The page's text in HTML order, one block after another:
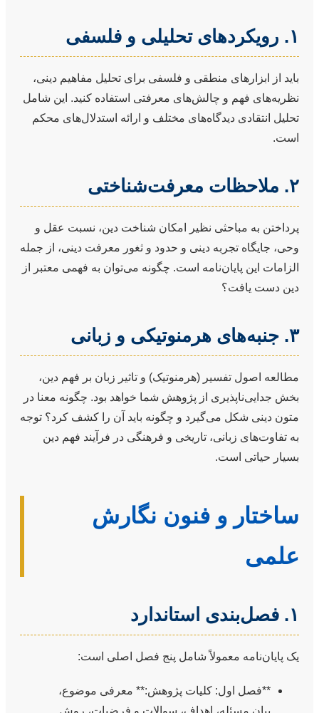
۱. رویکردهای تحلیلی و فلسفی
باید از ابزارهای منطقی و فلسفی برای تحلیل مفاهیم دینی،
نظریه‌های فهم و چالش‌های معرفتی استفاده کنید. این شامل
تحلیل انتقادی دیدگاه‌های مختلف و ارائه استدلال‌های محکم
است.
۲. ملاحظات معرفت‌شناختی
پرداختن به مباحثی نظیر امکان شناخت دین، نسبت عقل و
وحی، جایگاه تجربه دینی و حدود و ثغور معرفت دینی، از جمله
الزامات این پایان‌نامه است. چگونه می‌توان به فهمی معتبر از
دین دست یافت؟
۳. جنبه‌های هرمنوتیکی و زبانی
مطالعه اصول تفسیر (هرمنوتیک) و تاثیر زبان بر فهم دین،
بخش جدایی‌ناپذیری از پژوهش شما خواهد بود. چگونه معنا در
متون دینی شکل می‌گیرد و چگونه باید آن را کشف کرد؟ توجه
به تفاوت‌های زبانی، تاریخی و فرهنگی در فرآیند فهم دین
بسیار حیاتی است.
ساختار و فنون نگارش
علمی
۱. فصل‌بندی استاندارد
یک پایان‌نامه معمولاً شامل پنج فصل اصلی است:
**فصل اول: کلیات پژوهش:** معرفی موضوع،
بیان مسئله، اهداف، سوالات و فرضیات، روش